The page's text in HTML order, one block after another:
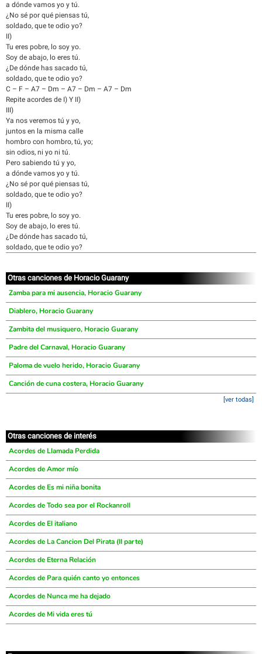
a dónde vamos yo y tú.
¿No sé por qué piensas tú,
soldado, que te odio yo?
II)
Tu eres pobre, lo soy yo.
Soy de abajo, lo eres tú.
¿De dónde has sacado tú,
soldado, que te odio yo?
C – F – A7 – Dm – A7 – Dm – A7 – Dm
Repite acordes de I) Y II)
III)
Ya nos veremos tú y yo,
juntos en la misma calle
hombro con hombro, tú, yo;
sin odios, ni yo ni tú.
Pero sabiendo tú y yo,
a dónde vamos yo y tú.
¿No sé por qué piensas tú,
soldado, que te odio yo?
II)
Tu eres pobre, lo soy yo.
Soy de abajo, lo eres tú.
¿De dónde has sacado tú,
soldado, que te odio yo?
Otras canciones de Horacio Guarany
Zamba para mi ausencia, Horacio Guarany
Diablero, Horacio Guarany
Zambita del musiquero, Horacio Guarany
Padre del Carnaval, Horacio Guarany
Paloma de vuelo herido, Horacio Guarany
Canción de cuna costera, Horacio Guarany
[ver todas]
Otras canciones de interés
Acordes de Llamada Perdida
Acordes de Amor mío
Acordes de Es mi niña bonita
Acordes de Todo sea por el Rockanroll
Acordes de El italiano
Acordes de La Cancion Del Pirata (II parte)
Acordes de Eterna Relación
Acordes de Para quién canto yo entonces
Acordes de Nunca me ha dejado
Acordes de Mi vida eres tú